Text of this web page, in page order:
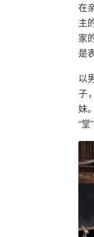
在
主
家
是
以
子
妹
“堂